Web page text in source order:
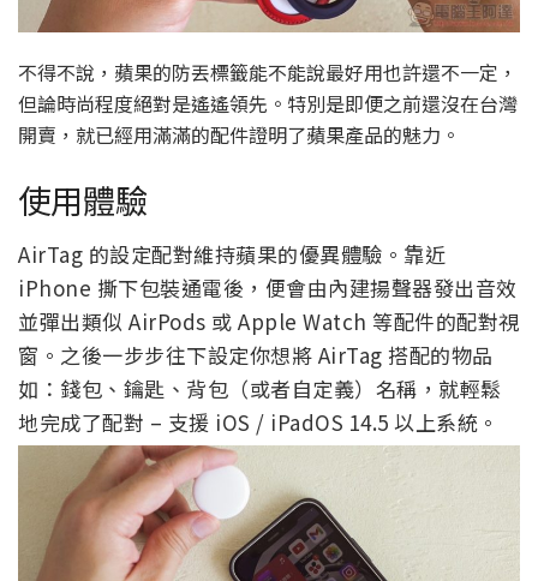
不得不說，蘋果的防丟標籤能不能說最好用也許還不一定，
但論時尚程度絕對是遙遙領先。特別是即便之前還沒在台灣
開賣，就已經用滿滿的配件證明了蘋果產品的魅力。
使用體驗
AirTag 的設定配對維持蘋果的優異體驗。靠近
iPhone 撕下包裝通電後，便會由內建揚聲器發出音效
並彈出類似 AirPods 或 Apple Watch 等配件的配對視
窗。之後一步步往下設定你想將 AirTag 搭配的物品
如：錢包、鑰匙、背包（或者自定義）名稱，就輕鬆
地完成了配對 – 支援 iOS / iPadOS 14.5 以上系統。